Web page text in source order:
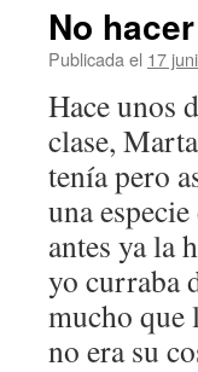
No hacer
Publicada el 17
Hace unos
clase,
tenía pero
una
antes ya la
yo curraba
mucho que
no era su